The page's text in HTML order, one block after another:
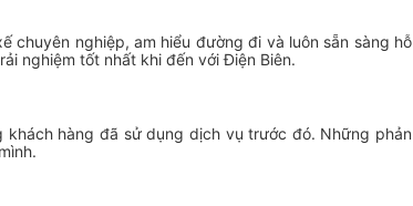
chuyên nghiệp, am hiểu đường đi và luôn sẵn sàng hỗ
nghiệm tốt nhất khi đến với Điện Biên.
hàng đã sử dụng dịch vụ trước đó. Những phản